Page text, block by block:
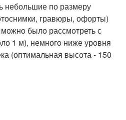
небольшие по размеру
гравюры, офорты)
было рассмотреть с
1 м), немного ниже уровня
(оптимальная высота - 150